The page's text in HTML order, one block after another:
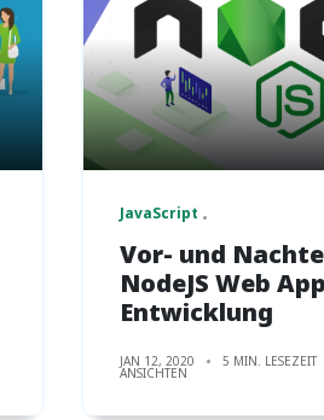
JavaScript
Vor- und
NodeJS Web App
Entwicklung
JAN 12, 2020 5 MIN. LESEZEIT
ANSICHTEN